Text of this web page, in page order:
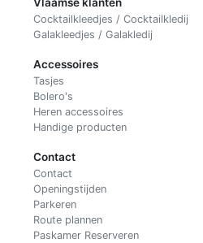
Cocktailkleedjes / Cocktailkledij
Galakleedjes / Galakledij
Accessoires
Tasjes
Bolero's
Heren accessoires
Handige producten
Contact
Contact
Openingstijden
Parkeren
Route plannen
Paskamer Reserveren